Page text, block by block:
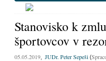
Stanovisko k
športovcov v
05.05.2019, JUDr. Peter Sepeši (